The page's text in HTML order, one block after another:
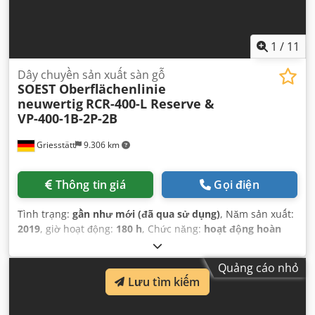
1 / 11
Griesstätt 9.306 km
Dây chuyền sản xuất sàn gỗ
SOEST Oberflächenlinie
neuwertig RCR-400-L Reserve &
VP-400-1B-2P-2B
Thông tin giá Gọi điện
Tình trạng: gần như mới (đã qua sử dụng), Năm sản xuất:
2019, giờ hoạt động: 180 h, Chức năng: hoạt động hoàn
8.000 mm
mm, tổng chiều cao:1.300 mm, loại dòng điện đầu vào:
Điều hòa không khí, điện áp đầu vào:400 V, công suất: 10
Quảng cáo nhỏ
Lưu tìm kiếm